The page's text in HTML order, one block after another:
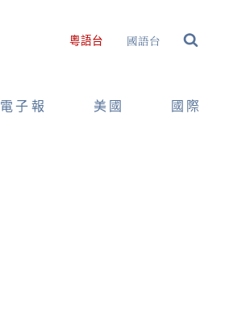
粵語台 國語台
電子報 美國 國際